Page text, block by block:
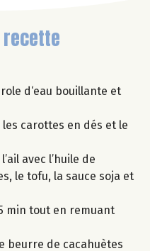
recette
d‘eau bouillante et
carottes en dés et le
avec l’huile de
le tofu, la sauce soja et
min tout en remuant
beurre de cacahuètes